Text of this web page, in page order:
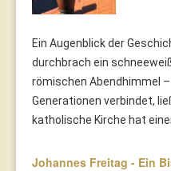
Ein Augenblick der
durchbrach ein
römischen Abendhimmel
Generationen verbindet,
katholische Kirche hat
Johannes Freitag - Ein